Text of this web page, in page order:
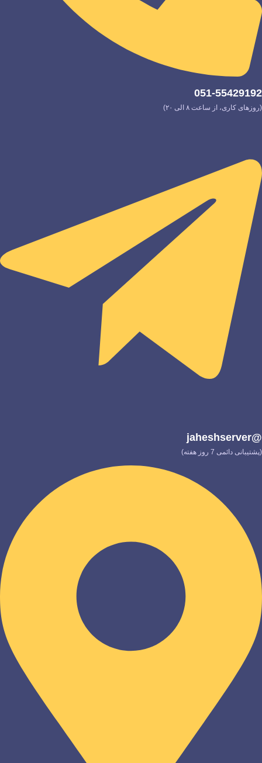
051-55429192
(روزهای کاری، از ساعت ۸ الی ۲۰)
@jaheshserver
(پشتیبانی دائمی 7 روز هفته)